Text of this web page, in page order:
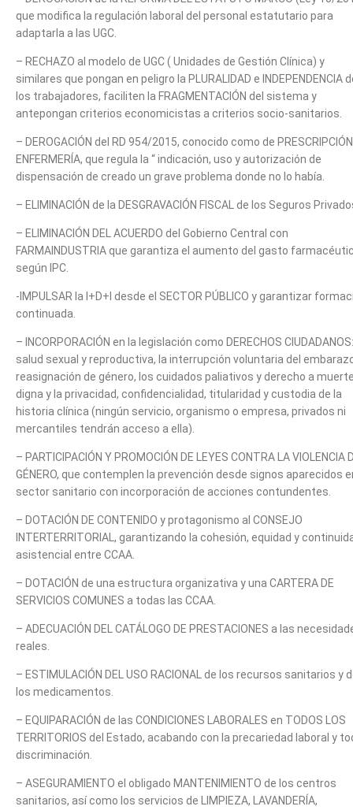
que modifica la regulación laboral del personal estatutario para
adaptarla a las UGC.
– RECHAZO al modelo de UGC ( Unidades de Gestión Clínica) y
similares que pongan en peligro la PLURALIDAD e INDEPENDENCIA
los trabajadores, faciliten la FRAGMENTACIÓN del sistema y
antepongan criterios economicistas a criterios socio-sanitarios.
– DEROGACIÓN del RD 954/2015, conocido como de
ENFERMERÍA, que regula la “ indicación, uso y autorización de
dispensación de creado un grave problema donde no lo había.
– ELIMINACIÓN de la DESGRAVACIÓN FISCAL de los Seguros
– ELIMINACIÓN DEL ACUERDO del Gobierno Central con
FARMAINDUSTRIA que garantiza el aumento del gasto
según IPC.
-IMPULSAR la I+D+I desde el SECTOR PÚBLICO y garantizar
continuada.
– INCORPORACIÓN en la legislación como DERECHOS
salud sexual y reproductiva, la interrupción voluntaria del
reasignación de género, los cuidados paliativos y derecho a
digna y la privacidad, confidencialidad, titularidad y custodia de la
historia clínica (ningún servicio, organismo o empresa, privados ni
mercantiles tendrán acceso a ella).
– PARTICIPACIÓN Y PROMOCIÓN DE LEYES CONTRA LA VIOLENCIA
GÉNERO, que contemplen la prevención desde signos aparecidos
sector sanitario con incorporación de acciones contundentes.
– DOTACIÓN DE CONTENIDO y protagonismo al CONSEJO
INTERTERRITORIAL, garantizando la cohesión, equidad y
asistencial entre CCAA.
– DOTACIÓN de una estructura organizativa y una CARTERA DE
SERVICIOS COMUNES a todas las CCAA.
– ADECUACIÓN DEL CATÁLOGO DE PRESTACIONES a las
reales.
– ESTIMULACIÓN DEL USO RACIONAL de los recursos sanitarios y
los medicamentos.
– EQUIPARACIÓN de las CONDICIONES LABORALES en TODOS LOS
TERRITORIOS del Estado, acabando con la precariedad laboral y
discriminación.
– ASEGURAMIENTO el obligado MANTENIMIENTO de los centros
sanitarios, así como los servicios de LIMPIEZA, LAVANDERÍA,